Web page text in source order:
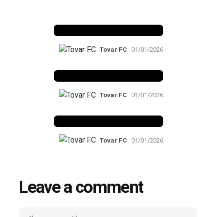
Tovar FC 01/01/2026
Tovar FC 01/01/2026
Tovar FC 01/01/2026
Leave a comment